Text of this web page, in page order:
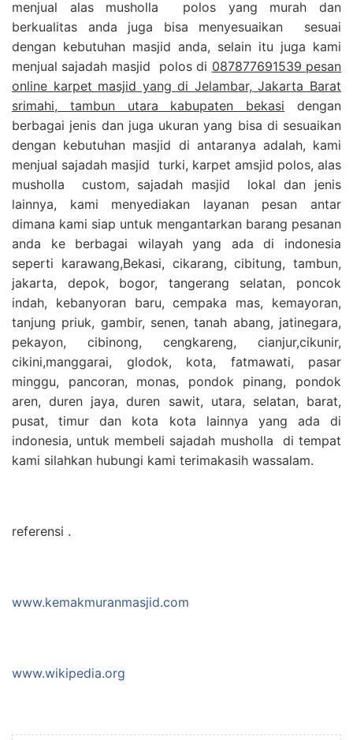
menjual alas musholla polos yang murah dan
berkualitas anda juga bisa menyesuaikan sesuai
dengan kebutuhan masjid anda, selain itu juga kami
menjual sajadah masjid polos di 087877691539 pesan
online karpet masjid yang di Jelambar, Jakarta Barat
srimahi, tambun utara kabupaten bekasi dengan
berbagai jenis dan juga ukuran yang bisa di sesuaikan
dengan kebutuhan masjid di antaranya adalah, kami
menjual sajadah masjid turki, karpet amsjid polos, alas
musholla custom, sajadah masjid lokal dan jenis
lainnya, kami menyediakan layanan pesan antar
dimana kami siap untuk mengantarkan barang pesanan
anda ke berbagai wilayah yang ada di indonesia
seperti karawang,Bekasi, cikarang, cibitung, tambun,
jakarta, depok, bogor, tangerang selatan, poncok
indah, kebanyoran baru, cempaka mas, kemayoran,
tanjung priuk, gambir, senen, tanah abang, jatinegara,
pekayon, cibinong, cengkareng, cianjur,cikunir,
cikini,manggarai, glodok, kota, fatmawati, pasar
minggu, pancoran, monas, pondok pinang, pondok
aren, duren jaya, duren sawit, utara, selatan, barat,
pusat, timur dan kota kota lainnya yang ada di
indonesia, untuk membeli sajadah musholla di tempat
kami silahkan hubungi kami terimakasih wassalam.
referensi .
www.kemakmuranmasjid.com
www.wikipedia.org